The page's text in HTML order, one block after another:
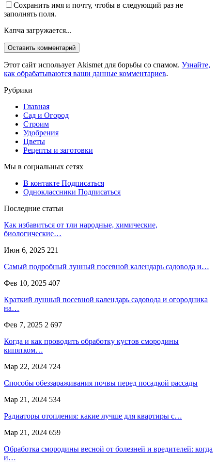
Сохранить имя и почту, чтобы в следующий раз не
заполнять поля.
Капча загружается...
Этот сайт использует Akismet для борьбы со спамом. Узнайте,
как обрабатываются ваши данные комментариев.
Рубрики
Главная
Сад и Огород
Строим
Удобрения
Цветы
Рецепты и заготовки
Мы в социальных сетях
В контакте Подписаться
Одноклассники Подписаться
Последние статьи
Как избавиться от тли народные, химические,
биологические…
Июн 6, 2025 221
Самый подробный лунный посевной календарь садовода и…
Фев 10, 2025 407
Краткий лунный посевной календарь садовода и огородника
на…
Фев 7, 2025 2 697
Когда и как проводить обработку кустов смородины
кипятком…
Мар 22, 2024 724
Способы обеззараживания почвы перед посадкой рассады
Мар 21, 2024 534
Радиаторы отопления: какие лучше для квартиры с…
Мар 21, 2024 659
Обработка смородины весной от болезней и вредителей: когда
и…